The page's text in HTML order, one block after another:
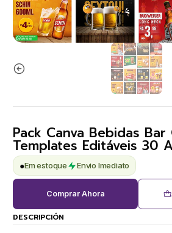
Pack Canva Bebidas Bar
Templates Editáveis 30
●Em estoque Envio Imediato
Comprar Ahora
DESCRIPCIÓN